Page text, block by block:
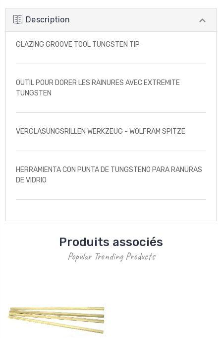
Description
GLAZING GROOVE TOOL TUNGSTEN TIP
OUTIL POUR DORER LES RAINURES AVEC EXTREMITE
TUNGSTEN
VERGLASUNGSRILLEN WERKZEUG - WOLFRAM SPITZE
HERRAMIENTA CON PUNTA DE TUNGSTENO PARA RANURAS
DE VIDRIO
Produits associés
Popular Trending Products